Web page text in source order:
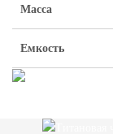
Масса
Емкость